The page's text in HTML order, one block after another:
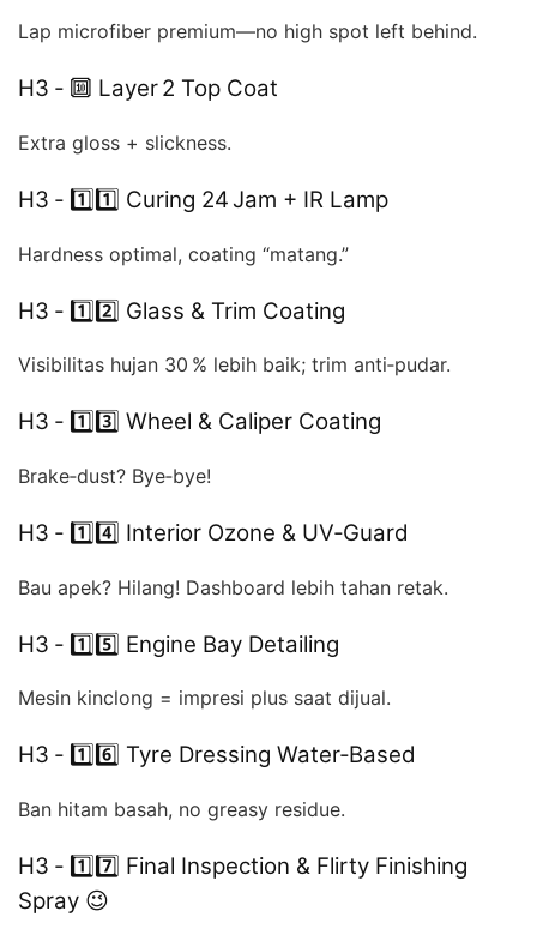
Lap microfiber premium—no high spot left behind.
H3 ‑ 🔟 Layer 2 Top Coat
Extra gloss + slickness.
H3 ‑ 1️⃣1️⃣ Curing 24 Jam + IR Lamp
Hardness optimal, coating “matang.”
H3 ‑ 1️⃣2️⃣ Glass & Trim Coating
Visibilitas hujan 30 % lebih baik; trim anti‑pudar.
H3 ‑ 1️⃣3️⃣ Wheel & Caliper Coating
Brake‑dust? Bye‑bye!
H3 ‑ 1️⃣4️⃣ Interior Ozone & UV‑Guard
Bau apek? Hilang! Dashboard lebih tahan retak.
H3 ‑ 1️⃣5️⃣ Engine Bay Detailing
Mesin kinclong = impresi plus saat dijual.
H3 ‑ 1️⃣6️⃣ Tyre Dressing Water‑Based
Ban hitam basah, no greasy residue.
H3 ‑ 1️⃣7️⃣ Final Inspection & Flirty Finishing
Spray 😉